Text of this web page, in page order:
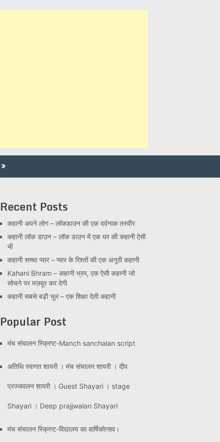
Recent Posts
कहानी अपने लोग – लॉकडाउन की एक दर्दनाक तस्वीर
कहानी लॉक डाउन – लॉक डाउन में एक घर की कहानी ऐसी
भी
कहानी सच्चा प्यार – प्यार के रिश्तों की एक अनूठी कहानी
Kahani Bhram – कहानी भ्रम, एक ऐसी कहानी जो
सोचने पर मज़बूर कर देगी
कहानी सबसे बड़ी भूल – एक शिक्षा देती कहानी
Popular Post
मंच संचालन स्क्रिप्ट-Manch sanchalan script
अतिथि स्वागत शायरी । मंच संचालन शायरी । दीप
प्रज्जवलन शायरी । Guest Shayari । stage
Shayari । Deep prajjwalan Shayari
मंच संचालन स्क्रिप्ट-विद्यालय का बार्षिकोत्सव।